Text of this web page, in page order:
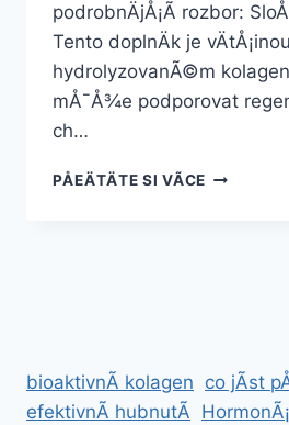
podrobnÄjÅ¡Ã­ rozbor:
Tento doplnÄk je
hydrolyzovanÃ©m
mÅ¯Å¾e podporovat
ch…
PÅEÄTÄTE SI VÃ­CEKLOUBUS
bioaktivnÃ­ kolagen co jÃ­st
efektivnÃ­ hubnutÃ­